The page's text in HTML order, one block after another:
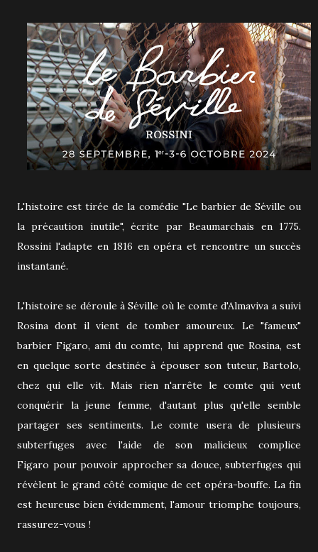
L'histoire est tirée de la comédie "Le barbier de Séville ou
la précaution inutile", écrite par Beaumarchais en 1775.
Rossini l'adapte en 1816 en opéra et rencontre un succès
instantané.
L'histoire se déroule à Séville où le comte d'Almaviva a suivi
Rosina dont il vient de tomber amoureux. Le "fameux"
barbier Figaro, ami du comte, lui apprend que Rosina, est
en quelque sorte destinée à épouser son tuteur, Bartolo,
chez qui elle vit. Mais rien n'arrête le comte qui veut
conquérir la jeune femme, d'autant plus qu'elle semble
partager ses sentiments. Le comte usera de plusieurs
subterfuges avec l'aide de son malicieux complice
Figaro pour pouvoir approcher sa douce, subterfuges qui
révèlent le grand côté comique de cet opéra-bouffe. La fin
est heureuse bien évidemment, l'amour triomphe toujours,
rassurez-vous !